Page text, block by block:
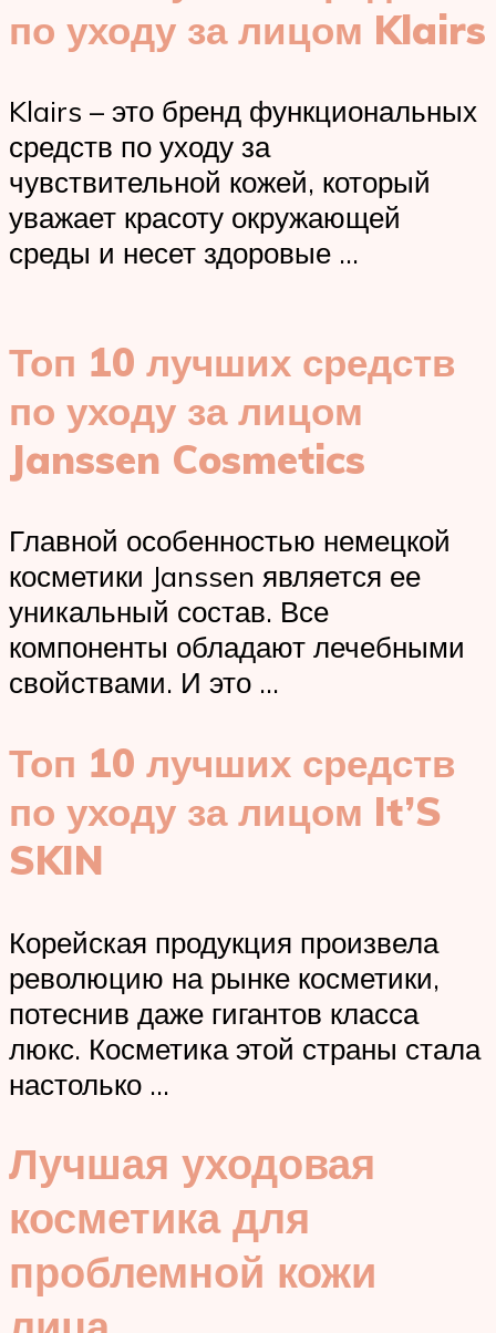
по уходу за лицом Klairs
Klairs – это бренд функциональных
средств по уходу за
чувствительной кожей, который
уважает красоту окружающей
среды и несет здоровые …
Топ 10 лучших средств
по уходу за лицом
Janssen Cosmetics
Главной особенностью немецкой
косметики Janssen является ее
уникальный состав. Все
компоненты обладают лечебными
свойствами. И это …
Топ 10 лучших средств
по уходу за лицом It’S
SKIN
Корейская продукция произвела
революцию на рынке косметики,
потеснив даже гигантов класса
люкс. Косметика этой страны стала
настолько …
Лучшая уходовая
косметика для
проблемной кожи